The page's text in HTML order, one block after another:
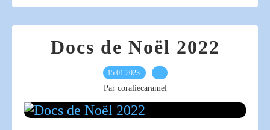
Docs de Noël 2022
15.01.2023 …
Par coraliecaramel